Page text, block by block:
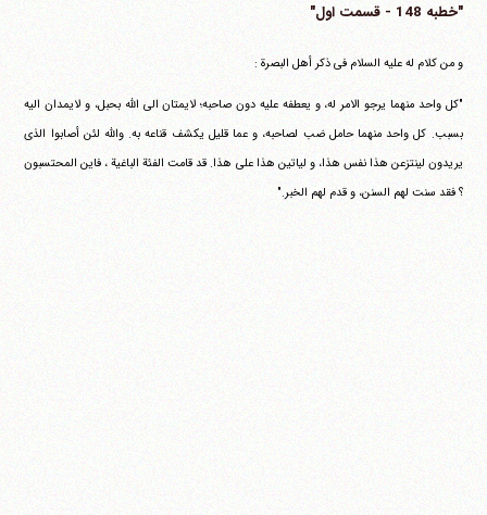
"خطبه 148 - قسمت اول"
و من کلام له علیه السلام فی ذکر أهل البصرة :
"کل واحد منهما یرجو الامر له، و یعطفه علیه دون صاحبه؛ لایمتان الی الله بحبل، و لایمدان الیه
بسبب. کل واحد منهما حامل ضب لصاحبه، و عما قلیل یکشف قناعه به. والله لئن أصابوا الذی
یریدون لینتزعن هذا نفس هذا، و لیاتین هذا علی هذا. قد قامت الفئة الباغیة ، فاین المحتسبون
؟ فقد سنت لهم السنن، و قدم لهم الخبر."